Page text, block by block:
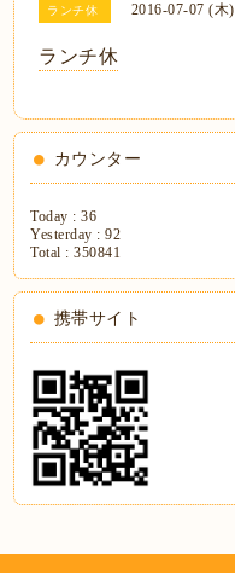
ランチ休 2016-07-07 (木)
ランチ休
カウンター
Today :36
Yesterday :92
Total :350841
携帯サイト